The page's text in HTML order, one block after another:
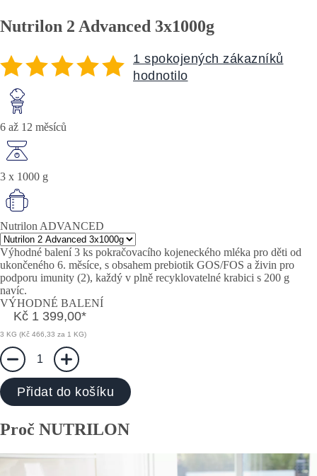
Nutrilon 2 Advanced 3x1000g
1 spokojených zákazníků
hodnotilo
6 až 12 měsíců
3 x 1000 g
Nutrilon ADVANCED
Výhodné balení 3 ks pokračovacího kojeneckého mléka pro děti od
ukončeného 6. měsíce, s obsahem prebiotik GOS/FOS a živin pro
podporu imunity (2), každý v plně recyklovatelné krabici s 200 g
navíc.
VÝHODNÉ BALENÍ
Kč 1 399,00*
3 KG (Kč 466,33 za 1 KG)
1
Přidat do košíku
Proč NUTRILON